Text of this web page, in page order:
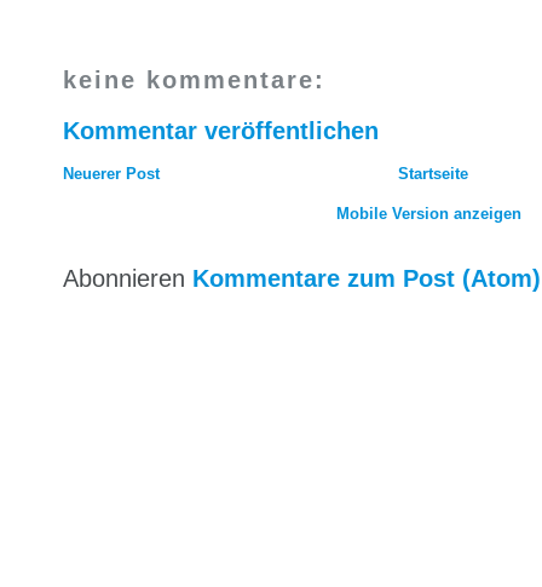
keine kommentare:
Kommentar veröffentlichen
Neuerer Post Startseite
Mobile Version anzeigen
Abonnieren Kommentare zum Post (Atom)